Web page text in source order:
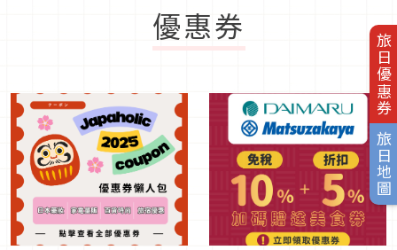
旅日優惠券
旅日地圖
優惠券